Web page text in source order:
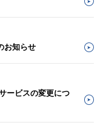
お知らせ
ービスの変更につ